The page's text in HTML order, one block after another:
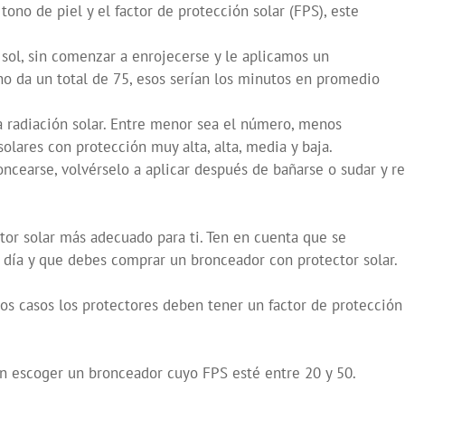
de piel y el factor de protección solar (FPS), este
sin comenzar a enrojecerse y le aplicamos un
da un total de 75, esos serían los minutos en promedio
solar. Entre menor sea el número, menos
con protección muy alta, alta, media y baja.
volvérselo a aplicar después de bañarse o sudar y re
solar más adecuado para ti. Ten en cuenta que se
y que debes comprar un bronceador con protector solar.
casos los protectores deben tener un factor de protección
un bronceador cuyo FPS esté entre 20 y 50.